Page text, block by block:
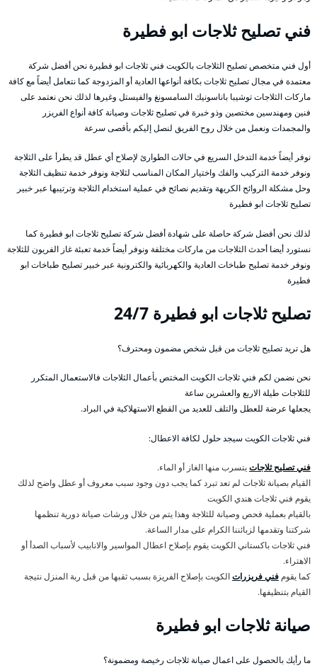
فني تصليح ثلاجات ابو فطيرة
أول فني متخصص تصليح الثلاجات بالكويت فني ثلاجات ابو فطيرة نحن أفضل شركة
معتمدة في مجال تصليح ثلاجات بكافة أنواعها العادية أو المزدوجة كما نتعامل أيضاً مع كافة
ماركات الثلاجات توشيبا باناسونيك السامسونغ والفيستل وغيرها لذلك نحن نعتمد على
فنين ومهندسين مختصين وذو خبرة في تصليح ثلاجات وصيانة كافة أنواع الفريزر
والمجمدات ونعمل من خلال روح الفريق لنصل إليكم بأقصى سرعة
نوفر أيضاً خدمة التدخل السريع في حالات الطوارئ لإصلاح أي عطل قد يطرأ على الثلاجة
ونوفر خدمة التركيب والفك واختيار المكان المناسب لثلاجة ونوفر خدمة تنظيف الثلاجة
وحل مشكلة الروائح الكريهة وتقديم نصائح في عملية استخدام الثلاجة وترتيبها عبر خبير
تصليح ثلاجات ابو فطيرة
لذلك نحن أفضل شركة حاصلة على شهادة أفضل شركة تصليح ثلاجات ابو فطيرة كما
نستورد أيضا أحدث الثلاجات من ماركات مختلفة ونوفر أيضاً خدمة تعبئة غاز الفريون للثلاجة
ونوفر خدمة تصليح طباخات العادية والكهربائية والكترونية عبر خبير تصليح طباخات ابو
فطيرة
تصليح ثلاجات ابو فطيرة 24/7
هل تريد تصليح ثلاجات من قبل شخص مضمون ومحترف؟
نحن نضمن لكم فني ثلاجات الكويت المختص بأعمال الثلاجات فالاستعمال المتكرر
للثلاجات طيلة الاربع والعشرين ساعة
يجعلها عرضة للعطل والتلف للعديد من القطع الاستهلاكية في البراد.
فني ثلاجات الكويت سيجد حلول لكافة الاعطال:
فني تصليح ثلاجاتيتسرب منها الغاز أو الماء.
القيام بصيانة ثلاجات لم تعد تبرد كما يجب دون وجود سبب معروف أو عطل واضح لذلك
يقوم فني ثلاجات هندي الكويت
بالقيام بعملية فحص وصيانة للثلاجة وهذا يتم من خلال ورشات صيانة دورية تنظمها
شركتنا وتقدمها لزبائننا الكرام على مدار الساعة.
فني ثلاجات باكستاني الكويت يقوم بإصلاح اعطال المواسير والانابيب لأسباب الصدأ أو
الاهتراء.
كما يقوم فني فريزراتالكويت بإصلاح الفريزة بسبب ثقبها من قبل ربة المنزل نتيجة
القيام بتنظيفها.
صيانة ثلاجات ابو فطيرة
ما رأيك بالحصول على اعمال صيانة ثلاجات رخيصة ومضمونة؟